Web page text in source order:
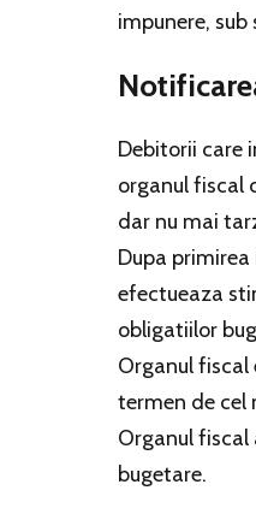
impunere,
Debitorii care
organul fiscal
dar nu mai
Dupa
efectueaza
obligatiilor
Organul fiscal
termen de cel
Organul
bugetare.